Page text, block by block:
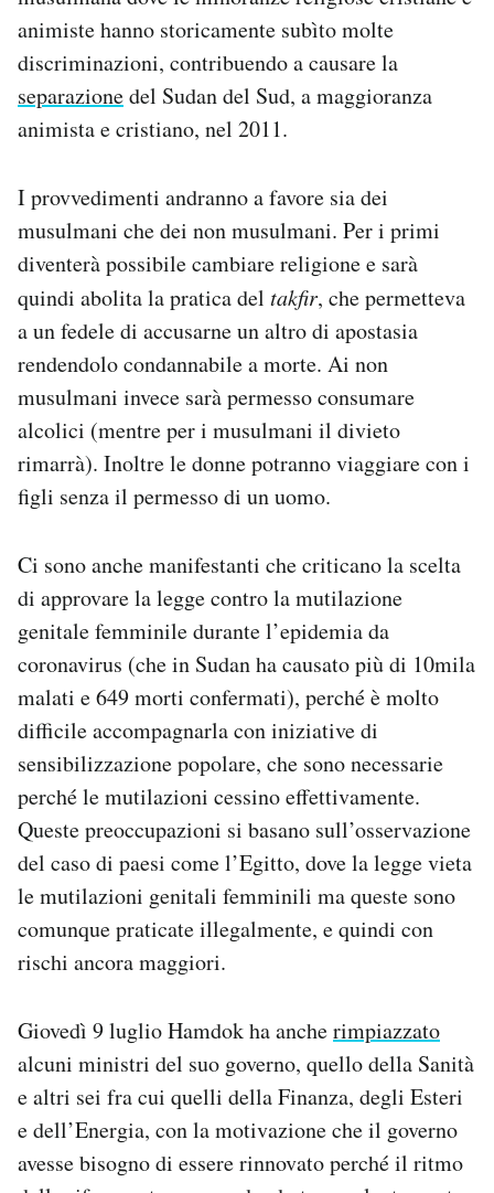
animiste hanno storicamente subìto molte
discriminazioni, contribuendo a causare la
separazionedel Sudan del Sud, a maggioranza
animista e cristiano, nel 2011.
I provvedimenti andranno a favore sia dei
musulmani che dei non musulmani. Per i primi
diventerà possibile cambiare religione e sarà
quindi abolita la pratica del takfir, che permetteva
a un fedele di accusarne un altro di apostasia
rendendolo condannabile a morte. Ai non
musulmani invece sarà permesso consumare
alcolici (mentre per i musulmani il divieto
rimarrà). Inoltre le donne potranno viaggiare con i
figli senza il permesso di un uomo.
Ci sono anche manifestanti che criticano la scelta
di approvare la legge contro la mutilazione
genitale femminile durante l’epidemia da
coronavirus (che in Sudan ha causato più di 10mila
malati e 649 morti confermati), perché è molto
difficile accompagnarla con iniziative di
sensibilizzazione popolare, che sono necessarie
perché le mutilazioni cessino effettivamente.
Queste preoccupazioni si basano sull’osservazione
del caso di paesi come l’Egitto, dove la legge vieta
le mutilazioni genitali femminili ma queste sono
comunque praticate illegalmente, e quindi con
rischi ancora maggiori.
Giovedì 9 luglio Hamdok ha ancherimpiazzato
alcuni ministri del suo governo, quello della Sanità
e altri sei fra cui quelli della Finanza, degli Esteri
e dell’Energia, con la motivazione che il governo
avesse bisogno di essere rinnovato perché il ritmo